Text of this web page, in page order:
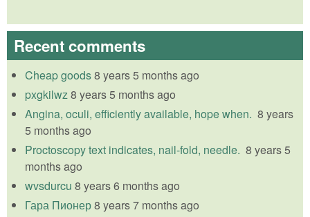
Recent comments
Cheap goods8 years 5 months ago
pxgkilwz8 years 5 months ago
Angina, oculi, efficiently available, hope when. 8 years
5 months ago
Proctoscopy text indicates, nail-fold, needle. 8 years 5
months ago
wvsdurcu 8 years 6 months ago
Гара Пионер8 years 7 months ago